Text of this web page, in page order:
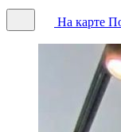
На карте